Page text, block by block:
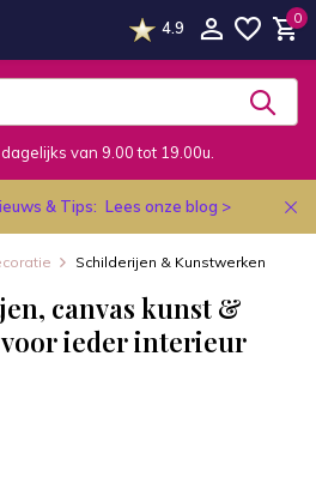
4.9
0
van 9.00 tot 19.00u.
& Tips: Lees onze blog >
Schilderijen & Kunstwerken
canvas kunst &
ieder interieur